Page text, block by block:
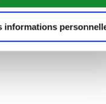
informations